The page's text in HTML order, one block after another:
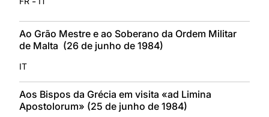
Ao Grão Mestre e ao Soberano da Ordem Militar
de Malta (26 de junho de 1984)
IT
Aos Bispos da Grécia em visita «ad Limina
Apostolorum» (25 de junho de 1984)